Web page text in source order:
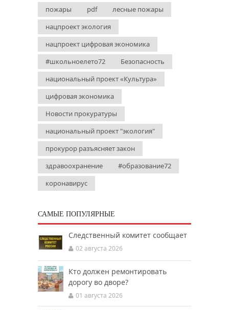
пожары pdf
лесные пожары
нацпроект экология
нацпроект цифровая экономика
#школьноелето72
Безопасность
национальный проект «Культура»
цифровая экономика
Новости прокуратуры
национальный проект "экология"
прокурор разъясняет закон
здравоохранение
#образование72
коронавирус
САМЫЕ ПОПУЛЯРНЫЕ
Следственный комитет сообщает
02 августа 2026
Кто должен ремонтировать
дорогу во дворе?
01 августа 2026